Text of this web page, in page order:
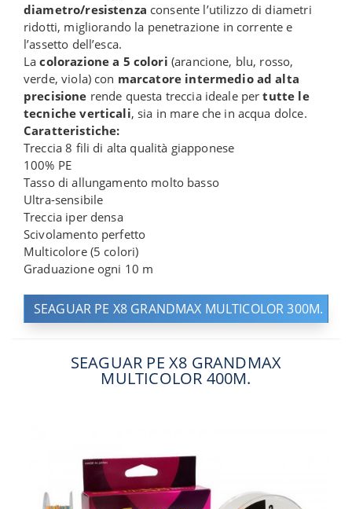
diametro/resistenza consente l’utilizzo di diametri
ridotti, migliorando la penetrazione in corrente e
l’assetto dell’esca.
Lacolorazione a 5 colori (arancione, blu, rosso,
verde, viola) con marcatore intermedio ad alta
precisione rende questa treccia ideale pertutte le
tecniche verticali, sia in mare che in acqua dolce.
Caratteristiche:
Treccia 8 fili di alta qualità giapponese
100% PE
Tasso di allungamento molto basso
Ultra-sensibile
Treccia iper densa
Scivolamento perfetto
Multicolore (5 colori)
Graduazione ogni 10 m
SEAGUAR PE X8 GRANDMAX MULTICOLOR 300M.
SEAGUAR PE X8 GRANDMAX
MULTICOLOR 400M.